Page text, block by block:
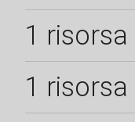
1 risorsa
1 risorsa